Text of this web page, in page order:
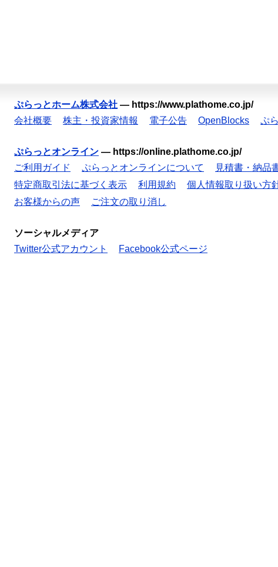
ぷらっとホーム株式会社 — https://www.plathome.co.jp/
会社概要
株主・投資家情報 電子公告 OpenBlocks ぷ
ぷらっとオンライン — https://online.plathome.co.jp/
ご利用ガイド
ぷらっとオンラインについて 見積書・納品
特定商取引法に基づく表示
利用規約 個人情報取り扱い方
お客様からの声
ご注文の取り消し
ソーシャルメディア
Twitter公式アカウント
Facebook公式ページ